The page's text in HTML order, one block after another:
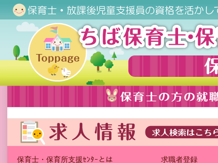
保育士・保育所支援ｾﾝﾀｰとは 求職者登録